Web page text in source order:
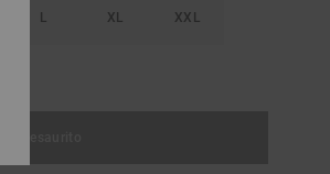
L XL XXL